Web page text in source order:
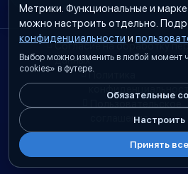
Согласие на обработку
данных
Политика
соглашение
Настройки
Метрики. Функциональные и
можно настроить отдельно.
конфиденциальности и
Выбор можно изменить в любой момент
cookies» в футере.
Обязательные
Настроить
Принять все